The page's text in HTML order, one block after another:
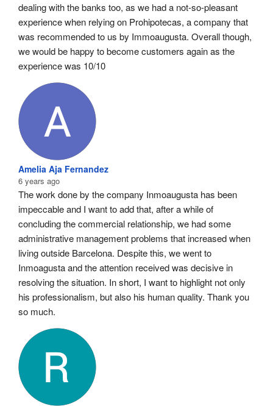
dealing with the banks too, as we had a not-so-pleasant
experience when relying on Prohipotecas, a company that
was recommended to us by Immoaugusta. Overall though,
we would be happy to become customers again as the
experience was 10/10
Amelia Aja Fernandez
6 years ago
The work done by the company Inmoaugusta has been
impeccable and I want to add that, after a while of
concluding the commercial relationship, we had some
administrative management problems that increased when
living outside Barcelona. Despite this, we went to
Inmoagusta and the attention received was decisive in
resolving the situation. In short, I want to highlight not only
his professionalism, but also his human quality. Thank you
so much.